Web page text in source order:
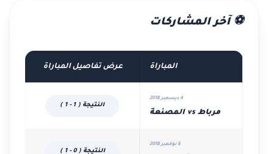
⚽ آخر المشاركات
المباراة عرض تفاصيل المباراة
4 ديسمبر 2018
مرباط vs المصنعة
النتيجة ( 1 - 1 )
6 نوفمبر 2018
النتيجة ( 0 - 1 )